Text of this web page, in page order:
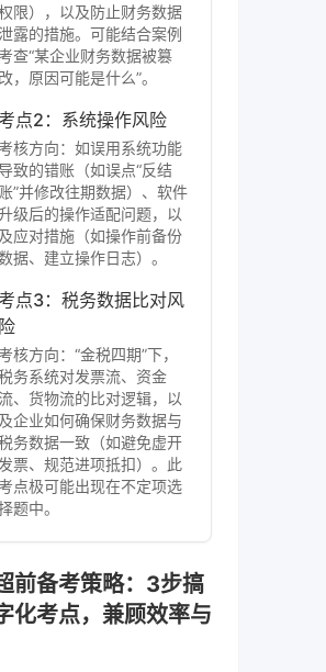
限），以及防止财务数据
露的措施。可能结合案例
查“某企业财务数据被篡
改，原因可能是什么”。
点2：系统操作风险
核方向：如误用系统功能
导致的错账（如误点“反结
账”并修改往期数据）、软件
级后的操作适配问题，以
及应对措施（如操作前备份
据、建立操作日志）。
点3：税务数据比对风
险
核方向：“金税四期”下，
务系统对发票流、资金
流、货物流的比对逻辑，以
及企业如何确保财务数据与
务数据一致（如避免虚开
发票、规范进项抵扣）。此
点极可能出现在不定项选
题中。
前备考策略：3步搞
化考点，兼顾效率与